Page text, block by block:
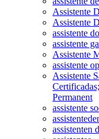
Assistente
Assistente
assistente
assistente
Assistente
assistente
Assistente
Permanent
assistente
assistenten